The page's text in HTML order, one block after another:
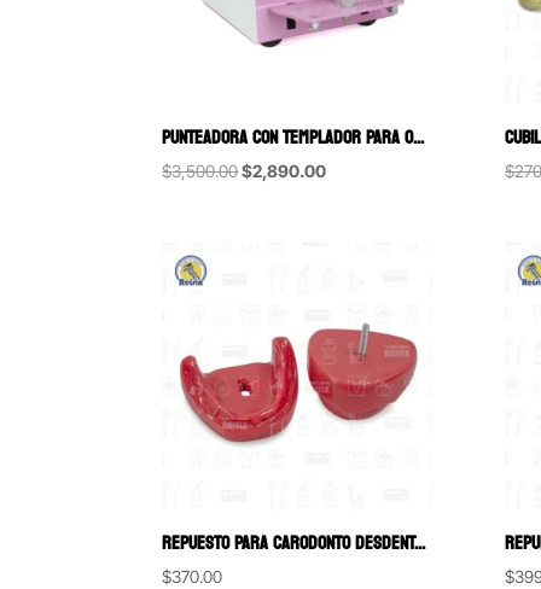
PUNTEADORA CON TEMPLADOR PARA ORTODONCIA
$3,500.00Original
$2,890.00Current
$
REPUESTO PARA CARODONTO DESDENTADO
$370.00 $